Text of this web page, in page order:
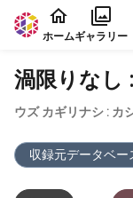
本文に飛ぶ
ホームギャラリー
渦限りなし
ウズ カギリナシ : カ
収録元データベー